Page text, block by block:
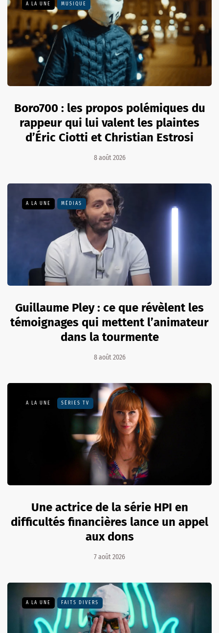
A LA UNE MUSIQUE
Boro700 : les propos polémiques du
rappeur qui lui valent les plaintes
d’Éric Ciotti et Christian Estrosi
8 août 2026
A LA UNE MÉDIAS
Guillaume Pley : ce que révèlent les
témoignages qui mettent l’animateur
dans la tourmente
8 août 2026
A LA UNE SÉRIES TV
Une actrice de la série HPI en
difficultés financières lance un appel
aux dons
7 août 2026
A LA UNE FAITS DIVERS